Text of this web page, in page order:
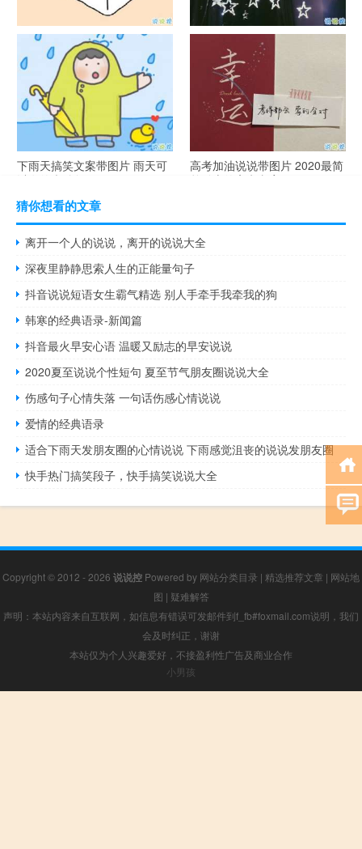
谐音梗土味情话大全带图片 油
腻搞笑的土味情话
很酷的霸气句子带图片 最新霸
气说说高冷范
下雨天搞笑文案带图片 雨天可
以发的幽默句子
高考加油说说带图片 2020最简
单励志的高考文案
猜你想看的文章
离开一个人的说说，离开的说说大全
深夜里静静思索人生的正能量句子
抖音说说短语女生霸气精选 别人手牵手我牵我的狗
韩寒的经典语录-新闻篇
抖音最火早安心语 温暖又励志的早安说说
2020夏至说说个性短句 夏至节气朋友圈说说大全
伤感句子心情失落 一句话伤感心情说说
爱情的经典语录
适合下雨天发朋友圈的心情说说 下雨感觉沮丧的说说发朋友圈
快手热门搞笑段子，快手搞笑说说大全
Copyright © 2012 - 2026 说说控 Powered by 网站分类目录 | 精选推荐文章 | 网站地
图 | 疑难解答
声明：本站内容来自互联网，如信息有错误可发邮件到f_fb#foxmail.com说明，我们
会及时纠正，谢谢
本站仅为个人兴趣爱好，不接盈利性广告及商业合作
小男孩